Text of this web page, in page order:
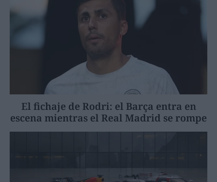
El fichaje de Rodri: el Barça entra en
escena mientras el Real Madrid se rompe